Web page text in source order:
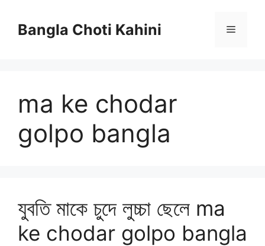
contentBangla Choti Kahini Menu
ma ke chodar
golpo bangla
যুবতি মাকে চুদে লুচ্চা ছেলে ma
ke chodar golpo bangla